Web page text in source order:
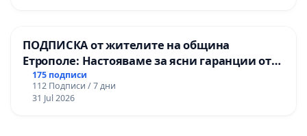
ПОДПИСКА от жителите на община
Етрополе: Настояваме за ясни гаранции от
“Елаците-МЕД” АД и от държавата, че ще се
изпълнят всички екологични норми!
175 подписи
112 Подписи / 7 дни
31 Jul 2026